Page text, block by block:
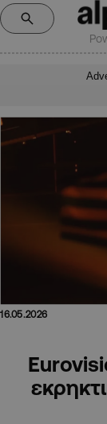
16.05.2026